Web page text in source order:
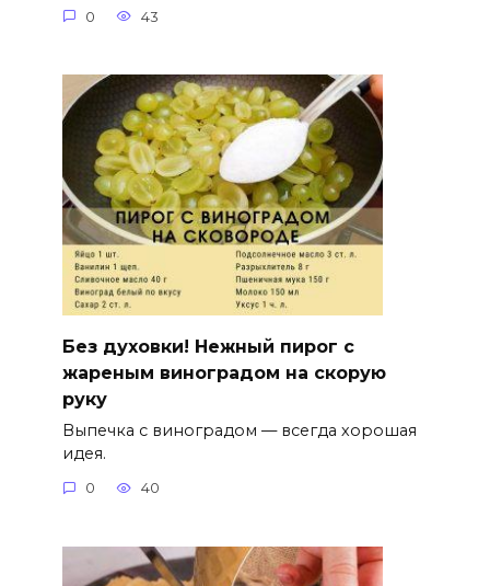
0 43
Без духовки! Нежный пирог с
жареным виноградом на скорую
руку
Выпечка с виноградом — всегда хорошая
идея.
0 40